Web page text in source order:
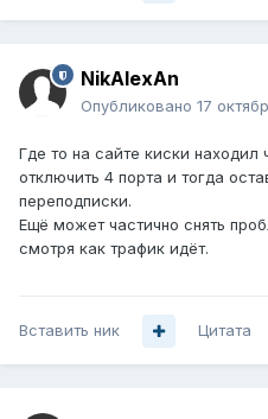
NikAlexAn
Опубликовано 17
Где то на сайте киски находил
отключить 4 порта и тогда
переподписки.
Ещё может частично снять
смотря как трафик идёт.
Вставить ник Цитата